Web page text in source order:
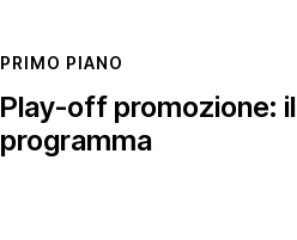
PRIMO PIANO
Play-off promozione: il
programma